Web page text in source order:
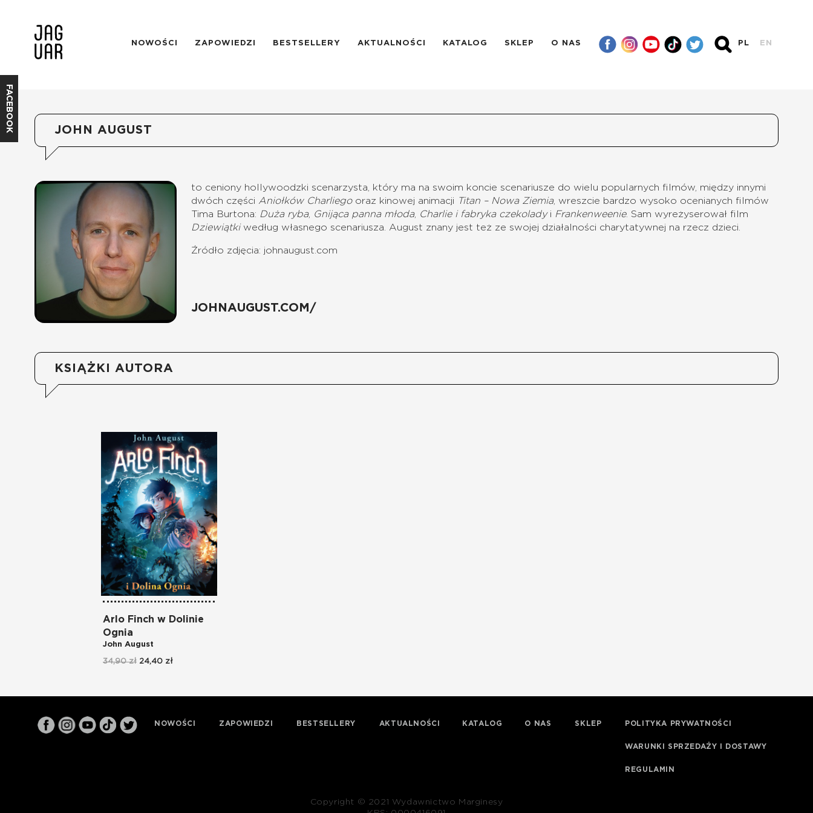
NOWOŚCI ZAPOWIEDZI BESTSELLERY AKTUALNOŚCI KATALOG SKLEP O NAS PL EN
FACEBOOK JOHN AUGUST
to ceniony hollywoodzki scenarzysta, który ma na swoim koncie scenariusze do wielu popularnych filmów, między innymi
dwóch części Aniołków Charliego oraz kinowej animacji Titan – Nowa Ziemia, wreszcie bardzo wysoko ocenianych filmów
Tima Burtona: Duża ryba, Gnijąca panna młoda, Charlie i fabryka czekolady i Frankenweenie. Sam wyreżyserował film
Dziewiątkiwedług własnego scenariusza. August znany jest też ze swojej działalności charytatywnej na rzecz dzieci.
Źródło zdjęcia: johnaugust.com
JOHNAUGUST.COM/
KSIĄŻKI AUTORA
Arlo Finch w Dolinie
Ognia
John August
34,90 zł 24,40 zł
NOWOŚCI ZAPOWIEDZI BESTSELLERY AKTUALNOŚCI KATALOG O NAS SKLEP POLITYKA PRYWATNOŚCI
WARUNKI SPRZEDAŻY I DOSTAWY
REGULAMIN
Copyright © 2021 Wydawnictwo Marginesy